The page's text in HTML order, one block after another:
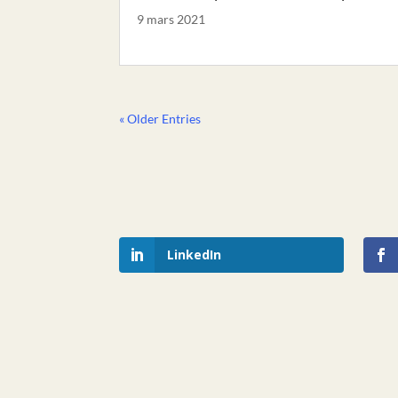
9 mars 2021
« Older Entries
LinkedIn